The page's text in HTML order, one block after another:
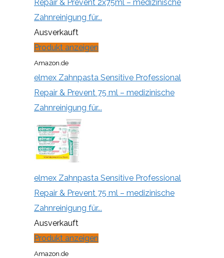
Repair & Prevent 2x75ml – medizinische
Zahnreinigung für...
Ausverkauft
Produkt anzeigen
Amazon.de
elmex Zahnpasta Sensitive Professional
Repair & Prevent 75 ml – medizinische
Zahnreinigung für...
elmex Zahnpasta Sensitive Professional
Repair & Prevent 75 ml – medizinische
Zahnreinigung für...
Ausverkauft
Produkt anzeigen
Amazon.de